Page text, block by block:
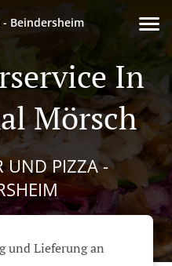
Beindersheim
In
Mörsch
UND PIZZA -
und Lieferung an